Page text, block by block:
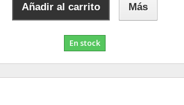
Añadir al carrito Más
En stock